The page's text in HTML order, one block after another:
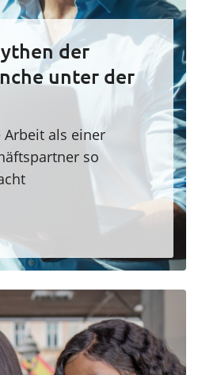
der
unter der
Arbeit als einer
so